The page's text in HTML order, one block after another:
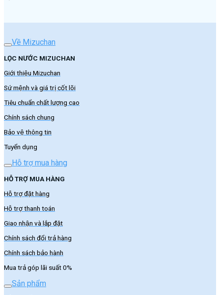
Về Mizuchan
LỌC NƯỚC MIZUCHAN
Giới thiệu Mizuchan
Sứ mệnh và giá trị cốt lõi
Tiêu chuẩn chất lượng cao
Chính sách chung
Bảo vệ thông tin
Tuyển dụng
Hỗ trợ mua hàng
HỖ TRỢ MUA HÀNG
Hỗ trợ đặt hàng
Hỗ trợ thanh toán
Giao nhận và lắp đặt
Chính sách đổi trả hàng
Chính sách bảo hành
Mua trả góp lãi suất 0%
Sản phẩm